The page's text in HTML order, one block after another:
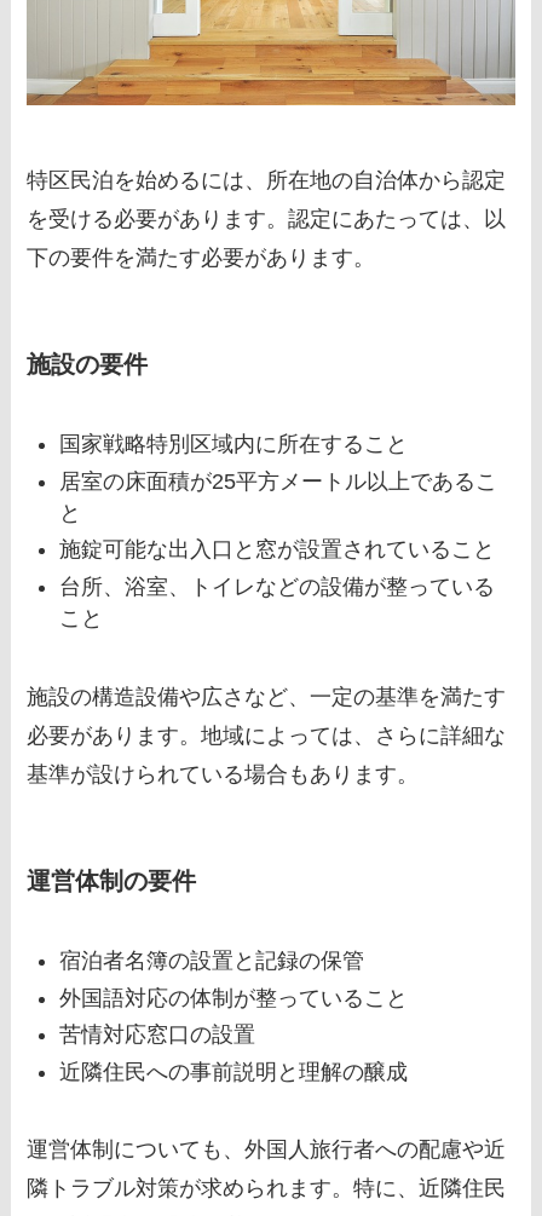
特区民泊を始めるには、所在地の自治体から認定
を受ける必要があります。認定にあたっては、以
下の要件を満たす必要があります。
施設の要件
国家戦略特別区域内に所在すること
居室の床面積が25平方メートル以上であるこ
と
施錠可能な出入口と窓が設置されていること
台所、浴室、トイレなどの設備が整っている
こと
施設の構造設備や広さなど、一定の基準を満たす
必要があります。地域によっては、さらに詳細な
基準が設けられている場合もあります。
運営体制の要件
宿泊者名簿の設置と記録の保管
外国語対応の体制が整っていること
苦情対応窓口の設置
近隣住民への事前説明と理解の醸成
運営体制についても、外国人旅行者への配慮や近
隣トラブル対策が求められます。特に、近隣住民